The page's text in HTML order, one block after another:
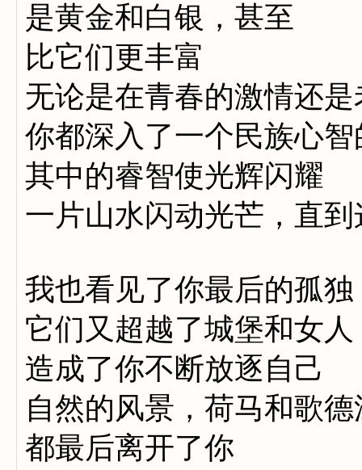
是黄金和白银，甚至
比它们更丰富
无论是在青春的激情还
你都深入了一个民族心智
其中的睿智使光辉闪耀
一片山水闪动光芒，直
我也看见了你最后的孤独
它们又超越了城堡和女
造成了你不断放逐自己
自然的风景，荷马和歌
都最后离开了你